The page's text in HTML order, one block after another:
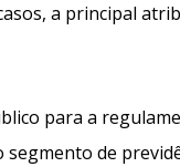
a principal
para a
de